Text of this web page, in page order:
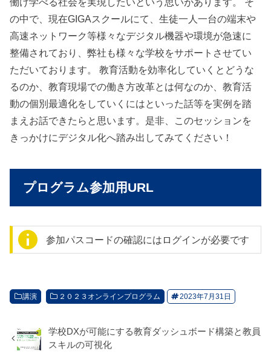
の中で、現在GIGAスクールにて、生徒一人一台の端末や
高速ネットワーク等様々なデジタル機器や環境が急速に
整備されており、弊社も様々な学校をサポートさせてい
ただいております。 教育活動を効率化していくとどうな
るのか、教育現場での働き方改革とは何なのか、教育活
動の個別最適化をしていくにはといった話等を実例を踏
まえお話できたらと思います。是非、このセッションを
きっかけにデジタル化へ踏み出してみてください！
プログラム参加用URL
参加パスコードの確認にはログインが必要です
講演 ２０２３オンラインプログラム 2023年7月31日
学校DXが可能にする教育ダッシュボード構築と教員
スキルの可視化